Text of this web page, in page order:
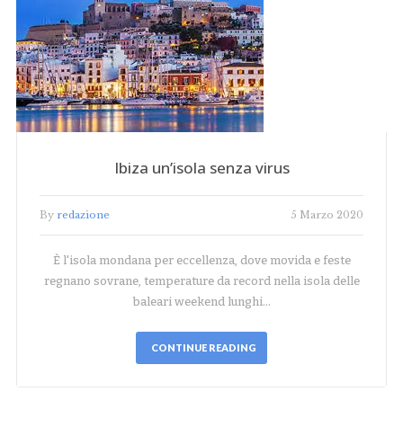
Ibiza un’isola senza virus
By redazione 5 Marzo 2020
È l'isola mondana per eccellenza, dove movida e feste
regnano sovrane, temperature da record nella isola delle
baleari weekend lunghi…
CONTINUE READING